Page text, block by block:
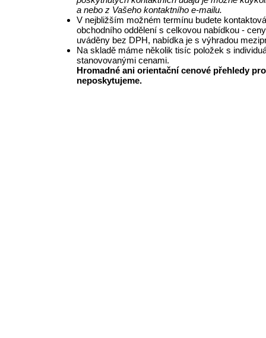
a nebo z Vašeho kontaktního e-mailu.
V nejbližším možném termínu budete
obchodního oddělení s celkovou nabídkou -
uváděny bez DPH, nabídka je s výhradou
Na skladě máme několik tisíc položek s
stanovovanými cenami.
Hromadné ani orientační cenové přehledy
neposkytujeme.